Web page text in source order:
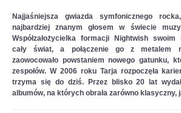
Najjaśniejsza gwiazda symfonicznego
najbardziej znanym głosem w świecie
Współzałożycielka formacji Nightwish swoim
cały świat, a połączenie go z metalem
zaowocowało powstaniem nowego gatunku,
zespołów. W 2006 roku Tarja rozpoczęła
trzyma się do dziś. Przez blisko 20 lat
albumów, na których obrała zarówno